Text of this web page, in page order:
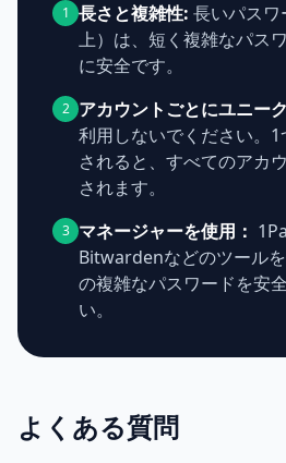
1 長さと複雑性: 長いパス
上）は、短く複雑なパス
に安全です。
2 アカウントごとにユニー
利用しないでください。
されると、すべてのアカ
されます。
3 マネージャーを使用：
Bitwardenなどのツール
の複雑なパスワードを安
い。
よくある質問